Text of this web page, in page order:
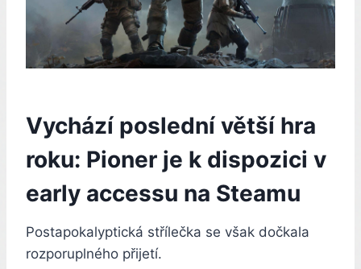
Vychází poslední větší hra
roku: Pioner je k dispozici v
early accessu na Steamu
Postapokalyptická střílečka se však dočkala
rozporuplného přijetí.